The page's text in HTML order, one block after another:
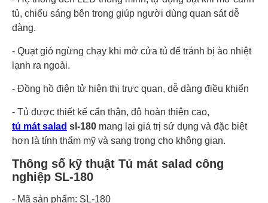
tủ, chiếu sáng bên trong giúp người dùng quan sát dễ
dàng.
- Quạt gió ngừng chạy khi mở cửa tủ để tránh bị ào nhiệt
lạnh ra ngoài.
- Đồng hồ điện tử hiện thị trực quan, dễ dàng điều khiển
- Tủ được thiết kế cẩn thận, độ hoàn thiện cao,
tủ mát salad sl-180 mang lại giá trị sử dụng và đặc biệt
hơn là tính thẩm mỹ và sang trọng cho không gian.
Thông số kỹ thuật Tủ mát salad công
nghiệp SL-180
- Mã sản phẩm: SL-180